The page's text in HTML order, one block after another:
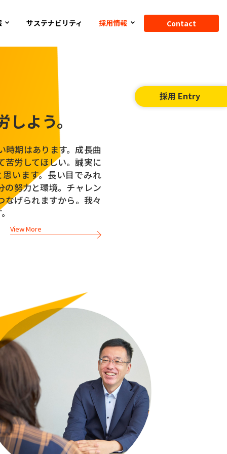
サステナビリティ 採用情報 Contact
よう。
時期はあります。成長曲
苦労してほしい。誠実に
います。長い目でみれ
の努力と環境。チャレン
なげられますから。我々
View More
採用 Entry